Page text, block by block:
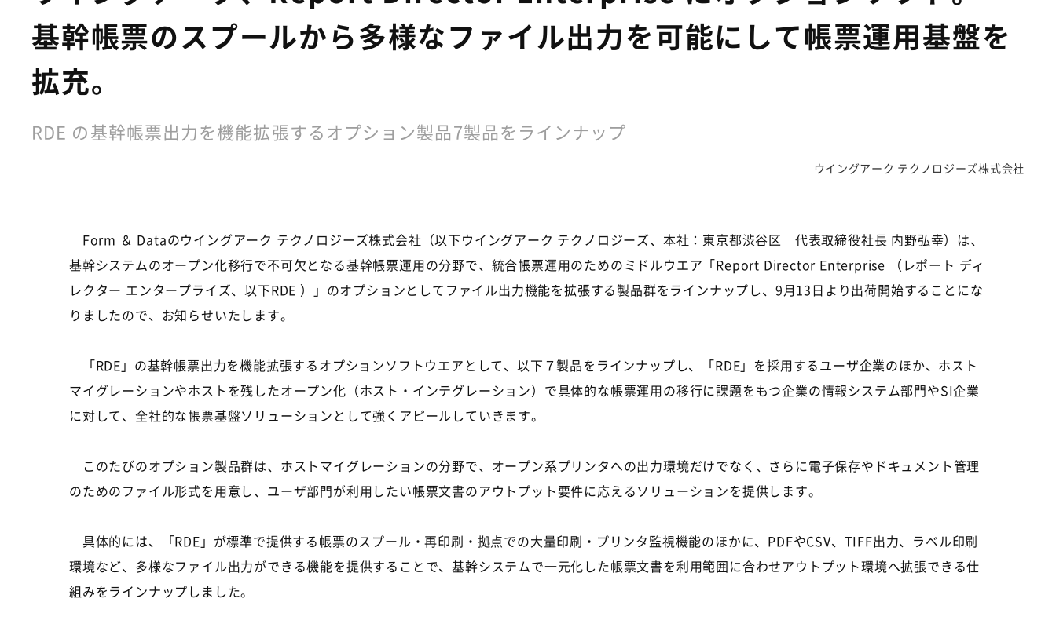
基幹帳票のスプールから多様なファイル出力を可能にして帳票運用基盤を
拡充。
RDE の基幹帳票出力を機能拡張するオプション製品7製品をラインナップ
ウイングアーク テクノロジーズ株式会社
Form ＆ Dataのウイングアーク テクノロジーズ株式会社（以下ウイングアーク テクノロジーズ、本社：東京都渋谷区 代表取締役社長 内野弘幸）は、
基幹システムのオープン化移行で不可欠となる基幹帳票運用の分野で、統合帳票運用のためのミドルウエア「Report Director Enterprise （レポート ディ
レクター エンタープライズ、以下RDE ）」のオプションとしてファイル出力機能を拡張する製品群をラインナップし、9月13日より出荷開始することにな
りましたので、お知らせいたします。
「RDE」の基幹帳票出力を機能拡張するオプションソフトウエアとして、以下７製品をラインナップし、「RDE」を採用するユーザ企業のほか、ホスト
マイグレーションやホストを残したオープン化（ホスト・インテグレーション）で具体的な帳票運用の移行に課題をもつ企業の情報システム部門やSI企業
に対して、全社的な帳票基盤ソリューションとして強くアピールしていきます。
このたびのオプション製品群は、ホストマイグレーションの分野で、オープン系プリンタへの出力環境だけでなく、さらに電子保存やドキュメント管理
のためのファイル形式を用意し、ユーザ部門が利用したい帳票文書のアウトプット要件に応えるソリューションを提供します。
具体的には、「RDE」が標準で提供する帳票のスプール・再印刷・拠点での大量印刷・プリンタ監視機能のほかに、PDFやCSV、TIFF出力、ラベル印刷
環境など、多様なファイル出力ができる機能を提供することで、基幹システムで一元化した帳票文書を利用範囲に合わせアウトプット環境へ拡張できる仕
組みをラインナップしました。